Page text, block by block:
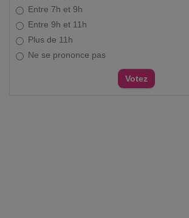
Entre 7h et 9h
Entre 9h et 11h
Plus de 11h
Ne se prononce pas